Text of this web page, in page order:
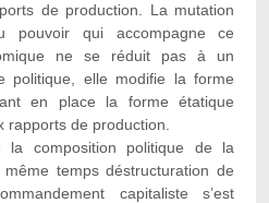
de production. La mutation
pouvoir qui accompagne ce
ne se réduit pas à un
politique, elle modifie la forme
en place la forme étatique
de production.
la composition politique de la
temps déstructuration de
capitaliste s’est